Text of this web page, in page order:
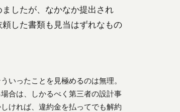
したが、なかなか提出され
した書類も見当はずれなもの
いったことを見極めるのは無理。
合は、しかるべく第三者の設計事
ければ、違約金を払ってでも解約